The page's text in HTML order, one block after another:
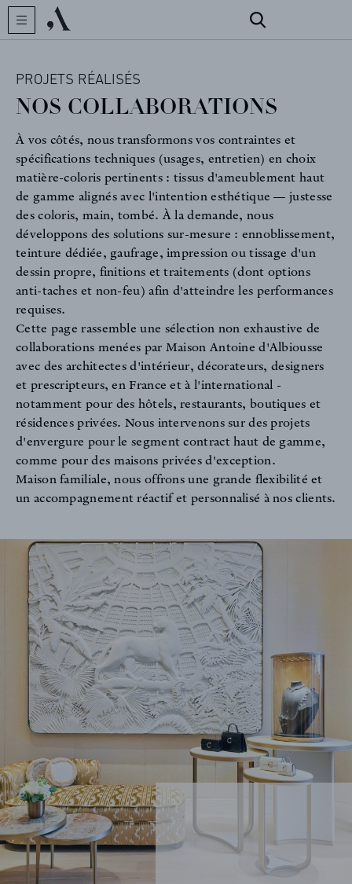
CRÉATEUR
ARCHIVES
PROJETS RÉALISÉS
NOS COLLABORATIONS
À vos côtés, nous transformons vos contraintes et
spécifications techniques (usages, entretien) en choix
matière-coloris pertinents : tissus d'ameublement haut
de gamme alignés avec l'intention esthétique — justesse
des coloris, main, tombé. À la demande, nous
développons des solutions sur-mesure : ennoblissement,
teinture dédiée, gaufrage, impression ou tissage d'un
dessin propre, finitions et traitements (dont options
anti-taches et non-feu) afin d'atteindre les performances
requises.
Cette page rassemble une sélection non exhaustive de
collaborations menées par Maison Antoine d'Albiousse
avec des architectes d'intérieur, décorateurs, designers
et prescripteurs, en France et à l'international -
notamment pour des hôtels, restaurants, boutiques et
résidences privées. Nous intervenons sur des projets
d'envergure pour le segment contract haut de gamme,
comme pour des maisons privées d'exception.
Maison familiale, nous offrons une grande flexibilité et
un accompagnement réactif et personnalisé à nos clients.